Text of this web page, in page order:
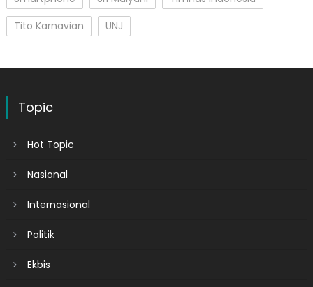
Tito Karnavian
UNJ
Topic
Hot Topic
Nasional
Internasional
Politik
Ekbis